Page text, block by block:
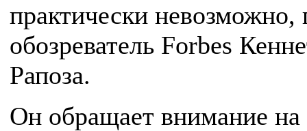
практически
обозреватель Forbes
Рапоза.
Он обращает внимание на